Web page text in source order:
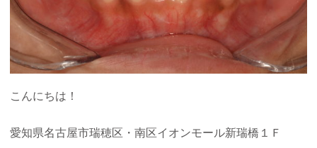
こんにちは！
愛知県名古屋市瑞穂区・南区イオンモール新瑞橋１Ｆ